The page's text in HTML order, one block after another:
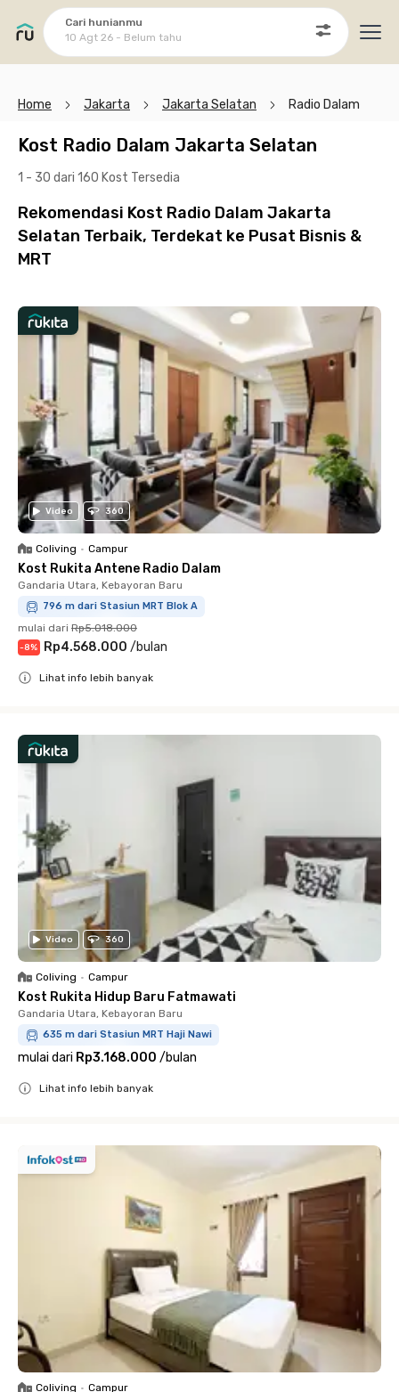
Cari hunianmu
10 Agt 26 - Belum tahu
Home Jakarta Jakarta Selatan Radio Dalam
Kost Radio Dalam Jakarta Selatan
1 - 30 dari 160 Kost Tersedia
Rekomendasi Kost Radio Dalam Jakarta
Selatan Terbaik, Terdekat ke Pusat Bisnis &
MRT
Video 360
Coliving • Campur
Kost Rukita Antene Radio Dalam
Gandaria Utara, Kebayoran Baru
796 m dari Stasiun MRT Blok A
mulai dari Rp5.018.000
-8% Rp4.568.000 /bulan
Lihat info lebih banyak
Video 360
Coliving • Campur
Kost Rukita Hidup Baru Fatmawati
Gandaria Utara, Kebayoran Baru
635 m dari Stasiun MRT Haji Nawi
mulai dari Rp3.168.000 /bulan
Lihat info lebih banyak
Coliving • Campur